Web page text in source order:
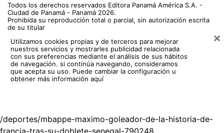
Todos los derechos reservados Editora Panamá América S.A. -
Ciudad de Panamá - Panamá 2026.
Prohibida su reproducción total o parcial, sin autorización escrita
de su titular
Utilizamos cookies propias y de terceros para mejorar
nuestros servicios y mostrarles publicidad relacionada
con sus preferencias mediante el análisis de sus hábitos
de navegación. si continúa navegando, consideramos
que acepta su uso. Puede cambiar la configuración u
obtener más información aquí
×
/deportes/mbappe-maximo-goleador-de-la-historia-de-
francia-tras-su-doblete-senegal-790248